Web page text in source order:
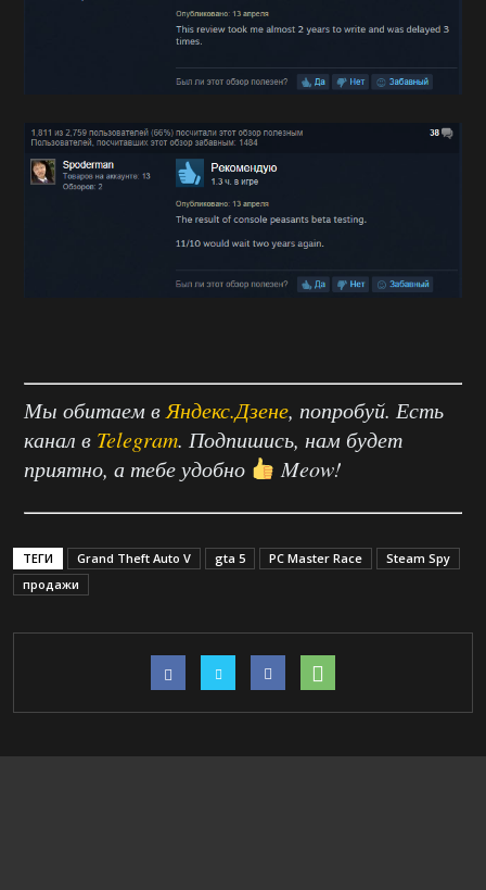
Мы обитаем в Яндекс.Дзене, попробуй. Есть
канал в Telegram. Подпишись, нам будет
приятно, а тебе удобно
Meow!
ТЕГИ Grand Theft Auto V gta 5 PC Master Race
Steam Spy
продажи